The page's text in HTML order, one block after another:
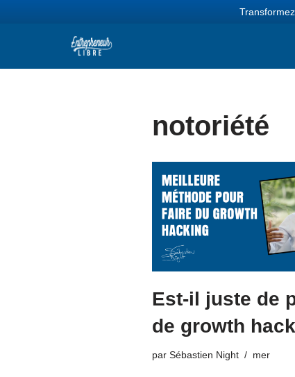
notoriété
Est-il juste de
de growth
par Sébastien Night mer